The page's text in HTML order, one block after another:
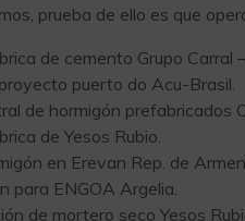
prueba de ello es que
de cemento Grupo Carral
puerto do Acu-Brasil.
de hormigón prefabricados
de Yesos Rubio.
en Erevan Rep. de
para ENGOA Argelia.
de mortero seco Yesos